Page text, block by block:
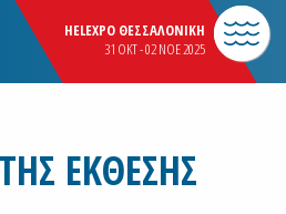
HELEXPO ΘΕΣΣΑΛΟΝΙΚΗ
31 OKT - 02 NOE 2025
ΕΚΘΕΣΗΣ